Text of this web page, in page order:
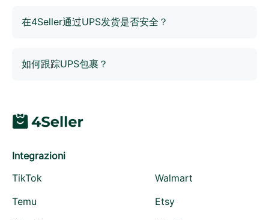
务类型来计算。4Seller支持UPS多服务渠道的运费报价，
支持自动选择最低价渠道。
在4Seller通过UPS发货是否安全？
隔离，可以保障安全性。
如何跟踪UPS包裹？
可以随时查看包裹的运输进度。
Integrazioni
TikTok
Walmart
Temu
Etsy